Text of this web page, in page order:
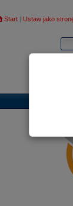
Start | Ustaw jako